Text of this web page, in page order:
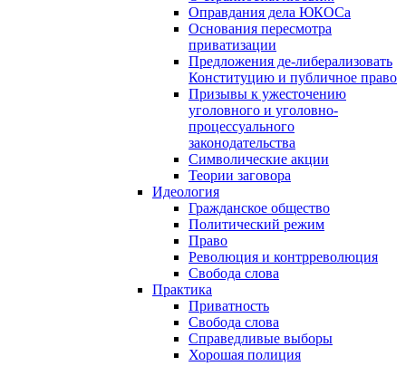
Оправдания дела ЮКОСа
Основания пересмотра
приватизации
Предложения де-либерализовать
Конституцию и публичное право
Призывы к ужесточению
уголовного и уголовно-
процессуального
законодательства
Символические акции
Теории заговора
Идеология
Гражданское общество
Политический режим
Право
Революция и контрреволюция
Свобода слова
Практика
Приватность
Свобода слова
Справедливые выборы
Хорошая полиция